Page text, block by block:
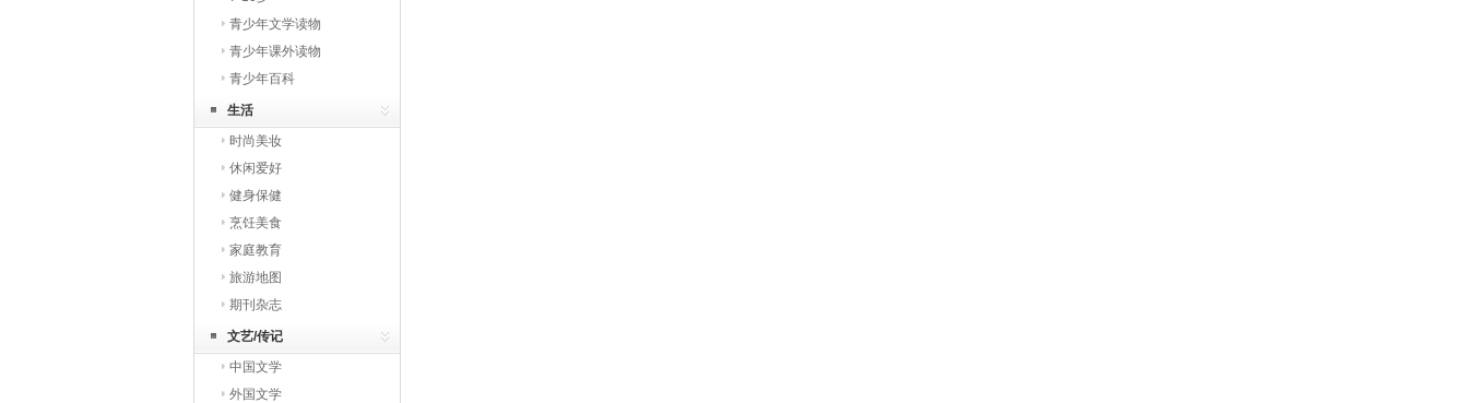
青少年文学读物
青少年课外读物
青少年百科
生活
时尚美妆
休闲爱好
健身保健
烹饪美食
家庭教育
旅游地图
期刊杂志
文艺/传记
中国文学
外国文学